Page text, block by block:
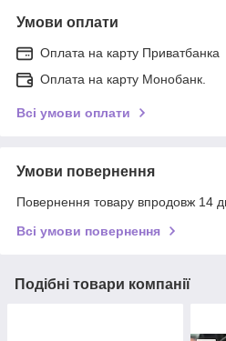
Умови оплати
Оплата на карту Приватбанка
Оплата на карту Монобанк.
Всі умови оплати
Умови повернення
Повернення товару впродовж 14
Всі умови повернення
Подібні товари компанії